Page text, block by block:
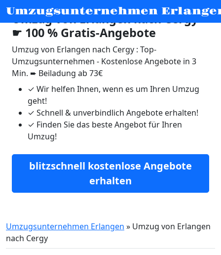
Umzugsunternehmen
Umzug von Erlangen nach Cergy
☛ 100 % Gratis-Angebote
Umzug von Erlangen nach Cergy : Top-
Umzugsunternehmen - Kostenlose Angebote in 3
Min. ➨ Beiladung ab 73€
✓ Wir helfen Ihnen, wenn es um Ihren Umzug
geht!
✓ Schnell & unverbindlich Angebote erhalten!
✓ Finden Sie das beste Angebot für Ihren
Umzug!
blitzschnell kostenlose Angebote
erhalten
Umzugsunternehmen Erlangen » Umzug von Erlangen
nach Cergy